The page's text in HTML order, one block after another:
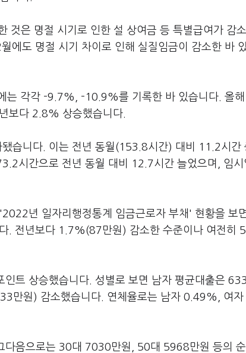
것은 명절 시기로 인한 설 상여금 등 특별급여가 감
도 명절 시기 차이로 인해 실질임금이 감소한 바
는 각각 -9.7%, -10.9%를 기록한 바 있습니다. 올
보다 2.8% 상승했습니다.
습니다. 이는 전년 동월(153.8시간) 대비 11.2시간
시간으로 전년 동월 대비 12.7시간 늘었으며, 임시
년 일자리행정통계 임금근로자 부채' 현황을 보
. 전년보다 1.7%(87만원) 감소한 수준이나 여전히
트 상승했습니다. 성별로 보면 남자 평균대출은
만원) 감소했습니다. 연체율로는 남자 0.49%, 여
다음으로는 30대 7030만원, 50대 5968만원 등의